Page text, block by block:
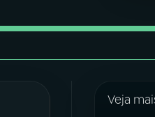
Veja